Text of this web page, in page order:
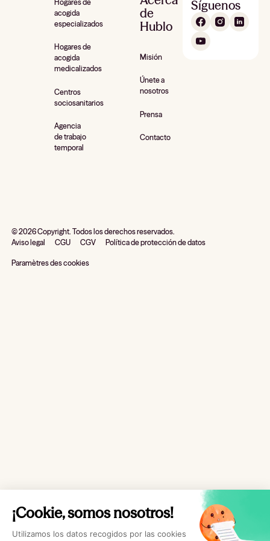
¡Cookie, somos nosotros!
Utilizamos los datos recogidos por las cookies
Hogares de
acogida
especializados
Hogares de
acogida
medicalizados
Centros
sociosanitarios
Agencia
de trabajo
temporal
de
Hublo
Misión
Únete a
nosotros
Prensa
Contacto
Síguenos
©2026Copyright. Todos los derechos reservados.
Aviso legal
CGU CGV Política de protección de datos
Paramètres des cookies